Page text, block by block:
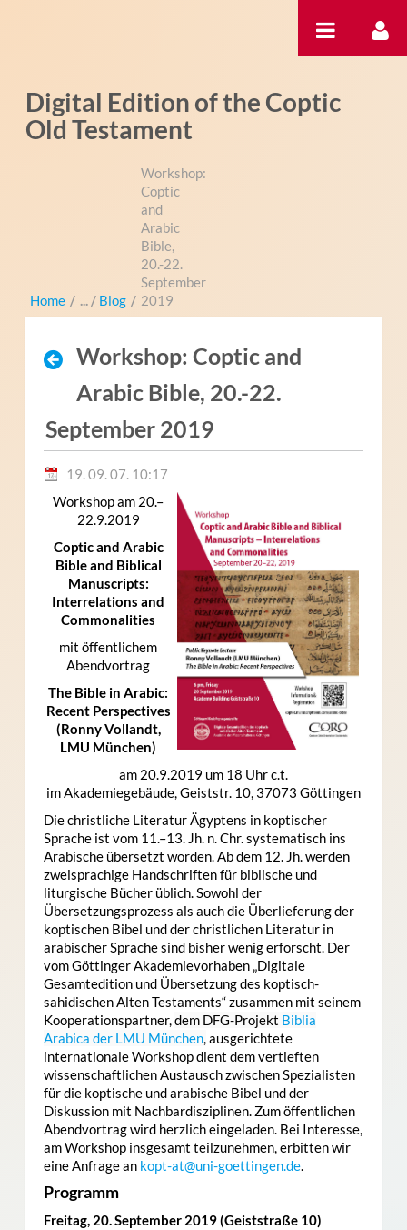
Digital Edition of the Coptic
Old Testament
Home / Blog /
Workshop:
Coptic
and
Arabic
Bible,
20.-22.
September
2019
Workshop: Coptic and
Arabic Bible, 20.-22.
September 2019
19. 09. 07. 10:17
Workshop am 20.–
22.9.2019
Coptic and Arabic
Bible and Biblical
Manuscripts:
Interrelations and
Commonalities
mit öffentlichem
Abendvortrag
The Bible in Arabic:
Recent Perspectives
(Ronny Vollandt,
LMU München)
am 20.9.2019 um 18 Uhr c.t.
im Akademiegebäude, Geiststr. 10, 37073 Göttingen
Die christliche Literatur Ägyptens in koptischer
Sprache ist vom 11.–13. Jh. n. Chr. systematisch ins
Arabische übersetzt worden. Ab dem 12. Jh. werden
zweisprachige Handschriften für biblische und
liturgische Bücher üblich. Sowohl der
Übersetzungsprozess als auch die Überlieferung der
koptischen Bibel und der christlichen Literatur in
arabischer Sprache sind bisher wenig erforscht. Der
vom Göttinger Akademievorhaben „Digitale
Gesamtedition und Übersetzung des koptisch-
sahidischen Alten Testaments“ zusammen mit seinem
Kooperationspartner,dem DFG-Projekt Biblia
Arabica der LMU München,ausgerichtete
internationale Workshop dient dem vertieften
wissenschaftlichen Austausch zwischen Spezialisten
für die koptische und arabische Bibel und der
Diskussion mit Nachbardisziplinen. Zum öffentlichen
Abendvortrag wird herzlich eingeladen. Bei Interesse,
am Workshop insgesamt teilzunehmen, erbitten wir
eine Anfrage an kopt-at@uni-goettingen.de.
Programm
Freitag, 20. September 2019 (Geiststraße 10)